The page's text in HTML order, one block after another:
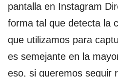
pantalla en Instagram
forma tal que detecta la
que utilizamos para
es semejante en la
eso, si queremos seguir